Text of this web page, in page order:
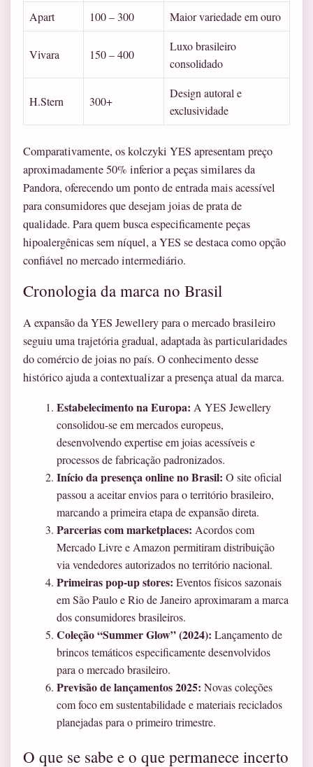
Apart
100 – 300 Maior variedade em ouro
Vivara 150 – 400
Luxo brasileiro
consolidado
H.Stern 300+
Design autoral e
exclusividade
Comparativamente, os kolczyki YES apresentam preço
aproximadamente 50% inferior a peças similares da
Pandora, oferecendo um ponto de entrada mais acessível
para consumidores que desejam joias de prata de
qualidade. Para quem busca especificamente peças
hipoalergênicas sem níquel, a YES se destaca como opção
confiável no mercado intermediário.
Cronologia da marca no Brasil
A expansão da YES Jewellery para o mercado brasileiro
seguiu uma trajetória gradual, adaptada às particularidades
do comércio de joias no país. O conhecimento desse
histórico ajuda a contextualizar a presença atual da marca.
Estabelecimento na Europa: A YES Jewellery
consolidou-se em mercados europeus,
desenvolvendo expertise em joias acessíveis e
processos de fabricação padronizados.
Início da presença online no Brasil: O site oficial
passou a aceitar envios para o território brasileiro,
marcando a primeira etapa de expansão direta.
Parcerias com marketplaces: Acordos com
Mercado Livre e Amazon permitiram distribuição
via vendedores autorizados no território nacional.
Primeiras pop-up stores: Eventos físicos sazonais
em São Paulo e Rio de Janeiro aproximaram a marca
dos consumidores brasileiros.
Coleção “Summer Glow” (2024): Lançamento de
brincos temáticos especificamente desenvolvidos
para o mercado brasileiro.
Previsão de lançamentos 2025: Novas coleções
com foco em sustentabilidade e materiais reciclados
planejadas para o primeiro trimestre.
O que se sabe e o que permanece incerto